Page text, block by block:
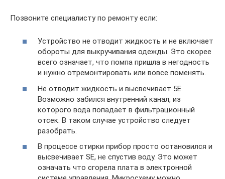
Позвоните специалисту по ремонту если:
Устройство не отводит жидкость и не включает
обороты для выкручивания одежды. Это скорее
всего означает, что помпа пришла в негодность
и нужно отремонтировать или вовсе поменять.
Не отводит жидкость и высвечивает 5Е.
Возможно забился внутренний канал, из
которого вода попадает в фильтрационный
отсек. В таком случае устройство следует
разобрать.
В процессе стирки прибор просто остановился и
высвечивает SE, не спустив воду. Это может
означать что сгорела плата в электронной